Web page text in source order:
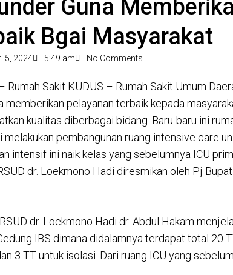
Guna
Bgai Masyarakat
5, 2024 5:49 am No Comments
Rumah Sakit KUDUS – Rumah Sakit Umum
memberikan pelayanan terbaik kepada
kualitas diberbagai bidang. Baru-baru ini
melakukan pembangunan ruang intensive care
intensif ini naik kelas yang sebelumnya ICU
dr. Loekmono Hadi diresmikan oleh Pj
dr. Loekmono Hadi dr. Abdul Hakam
IBS dimana didalamnya terdapat total 20
3 TT untuk isolasi. Dari ruang ICU yang